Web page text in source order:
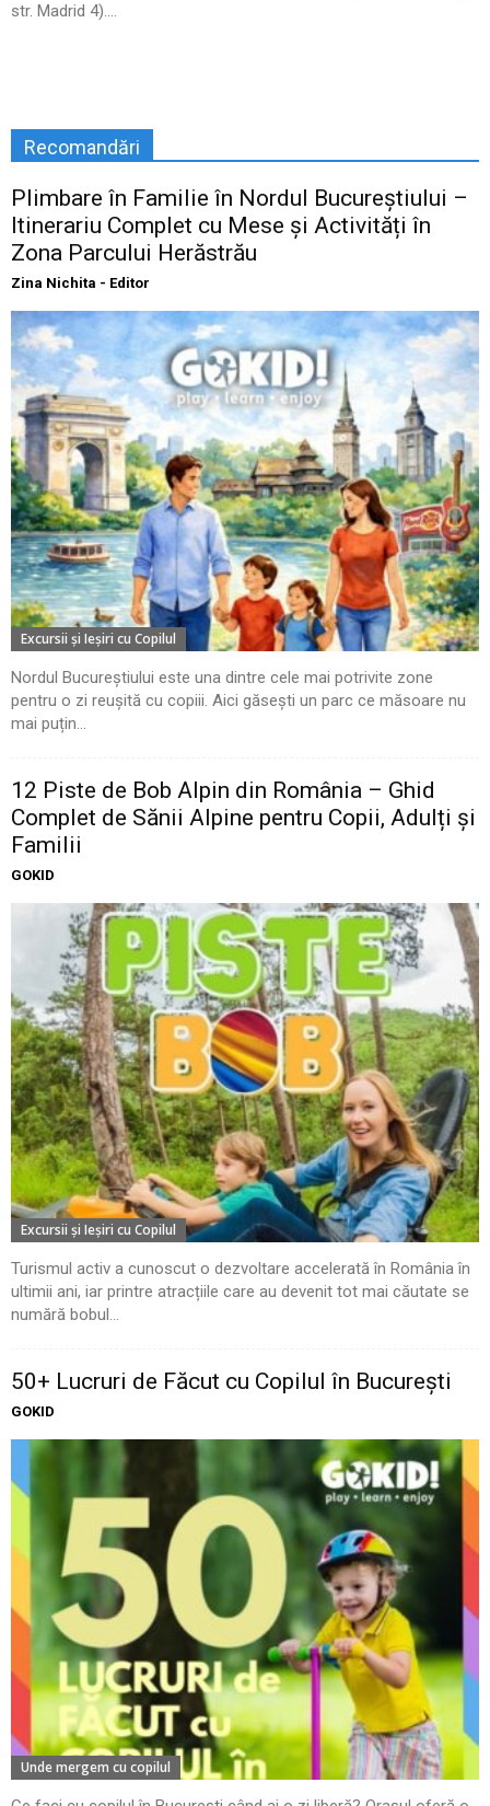
str. Madrid 4)....
Recomandări
Plimbare în Familie în Nordul Bucureștiului –
Itinerariu Complet cu Mese și Activități în
Zona Parcului Herăstrău
Zina Nichita - Editor
Excursii şi Ieşiri cu Copilul
Nordul Bucureștiului este una dintre cele mai potrivite zone
pentru o zi reușită cu copiii. Aici găsești un parc ce măsoare nu
mai puțin...
12 Piste de Bob Alpin din România – Ghid
Complet de Sănii Alpine pentru Copii, Adulți și
Familii
GOKID
Excursii şi Ieşiri cu Copilul
Turismul activ a cunoscut o dezvoltare accelerată în România în
ultimii ani, iar printre atracțiile care au devenit tot mai căutate se
numără bobul...
50+ Lucruri de Făcut cu Copilul în București
GOKID
Unde mergem cu copilul